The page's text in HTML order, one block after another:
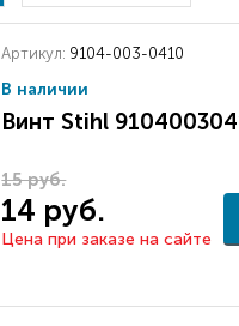
Артикул: 9104-003-0410
В наличии
Винт Stihl
15 руб.
14 руб.
Цена при заказе на сайте